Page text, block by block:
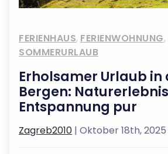
FERIENHAUS, FERIENWOHNUNG,
SOMMERURLAUB
Erholsamer Urlaub in
Bergen:
Entspannung pur
Zagreb2010 | Oktober 18th, 2025